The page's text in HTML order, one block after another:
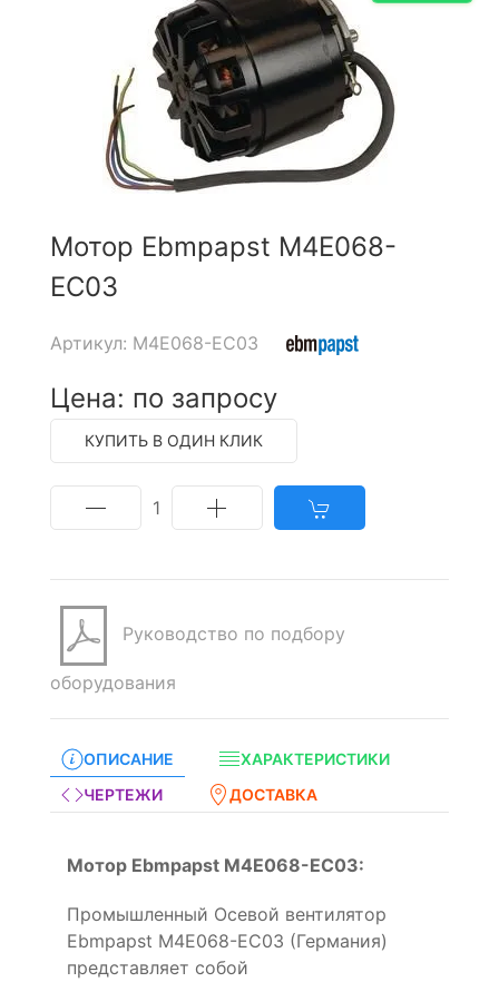
Мотор Ebmpapst M4E068-
EC03
Артикул: M4E068-EC03
Цена: по запросу
КУПИТЬ В ОДИН КЛИК
1
Руководство по подбору
оборудования
ОПИСАНИЕ
ХАРАКТЕРИСТИКИ
ЧЕРТЕЖИ
ДОСТАВКА
Мотор Ebmpapst M4E068-EC03:
Промышленный Осевой вентилятор
Ebmpapst M4E068-EC03 (Германия)
представляет собой